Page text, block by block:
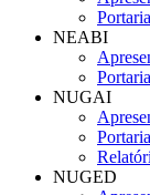
NEABI
NUGAI
NUGED